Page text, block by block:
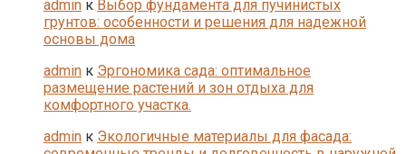
admin к Выбор фундамента для пучинистых
грунтов: особенности и решения для надежной
основы дома
admin к Эргономика сада: оптимальное
размещение растений и зон отдыха для
комфортного участка.
admin к Экологичные материалы для фасада: